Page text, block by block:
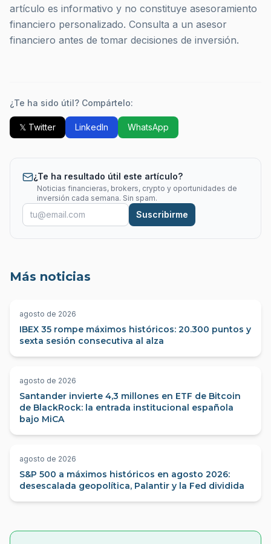
artículo es informativo y no constituye asesoramiento
financiero personalizado. Consulta a un asesor
financiero antes de tomar decisiones de inversión.
¿Te ha sido útil? Compártelo:
𝕏 Twitter LinkedIn WhatsApp
¿Te ha resultado útil este artículo?
Noticias financieras, brokers, crypto y oportunidades de
inversión cada semana. Sin spam.
Suscribirme
Más noticias
agosto de 2026
IBEX 35 rompe máximos históricos: 20.300 puntos y
sexta sesión consecutiva al alza
agosto de 2026
Santander invierte 4,3 millones en ETF de Bitcoin
de BlackRock: la entrada institucional española
bajo MiCA
agosto de 2026
S&P 500 a máximos históricos en agosto 2026:
desescalada geopolítica, Palantir y la Fed dividida